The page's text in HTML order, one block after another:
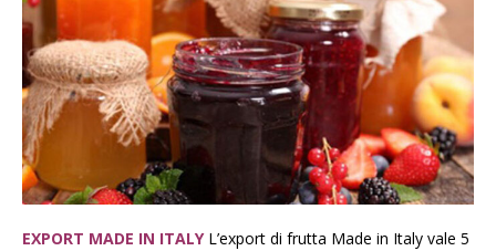
EXPORT MADE IN ITALYL’export di frutta Made in Italy vale 5